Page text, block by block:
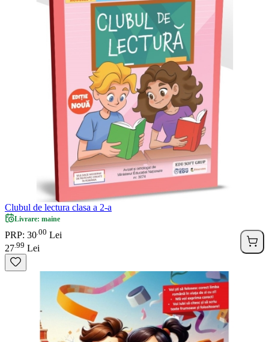
Clubul de lectura clasa a 2-a
Livrare: maine
PRP: 30 00 Lei
27 99 Lei